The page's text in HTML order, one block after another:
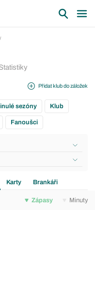
Přidat klub do záložek
sezóny Klub
Fanoušci
Karty Brankáři
Zápasy Minuty